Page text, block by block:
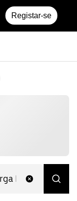
Registar-se